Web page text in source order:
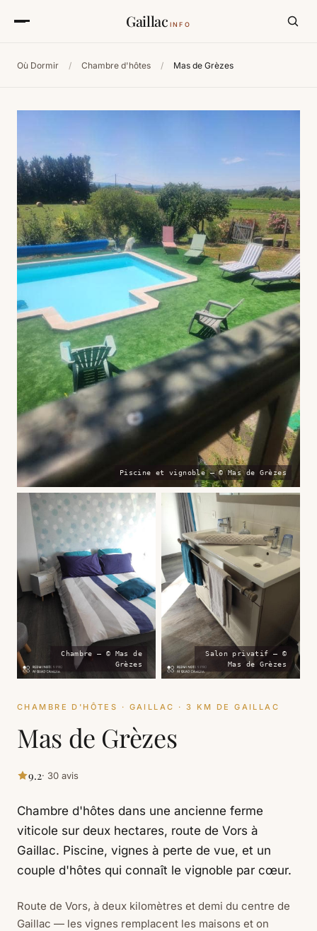
Gaillac INFO
Où Dormir / Chambre d'hôtes / Mas de Grèzes
Piscine et vignoble — © Mas de Grèzes
Chambre — © Mas de
Grèzes
Salon privatif — ©
Mas de Grèzes
CHAMBRE D'HÔTES · GAILLAC · 3 KM DE GAILLAC
Mas de Grèzes
9.2· 30 avis
Chambre d'hôtes dans une ancienne ferme
viticole sur deux hectares, route de Vors à
Gaillac. Piscine, vignes à perte de vue, et un
couple d'hôtes qui connaît le vignoble par cœur.
Route de Vors, à deux kilomètres et demi du centre de
Gaillac — les vignes remplacent les maisons et on